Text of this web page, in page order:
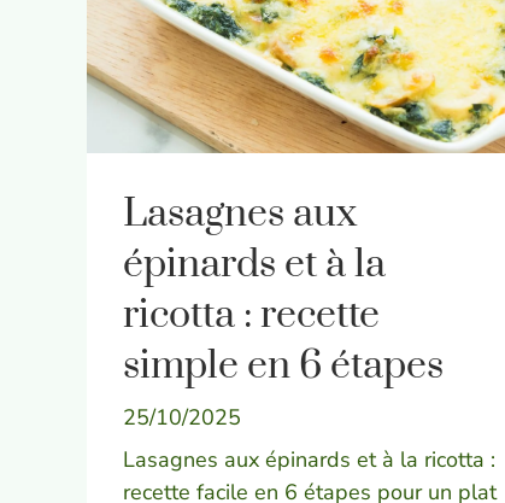
Lasagnes aux
épinards et à la
ricotta : recette
simple en 6 étapes
25/10/2025
Lasagnes aux épinards et à la ricotta :
recette facile en 6 étapes pour un plat